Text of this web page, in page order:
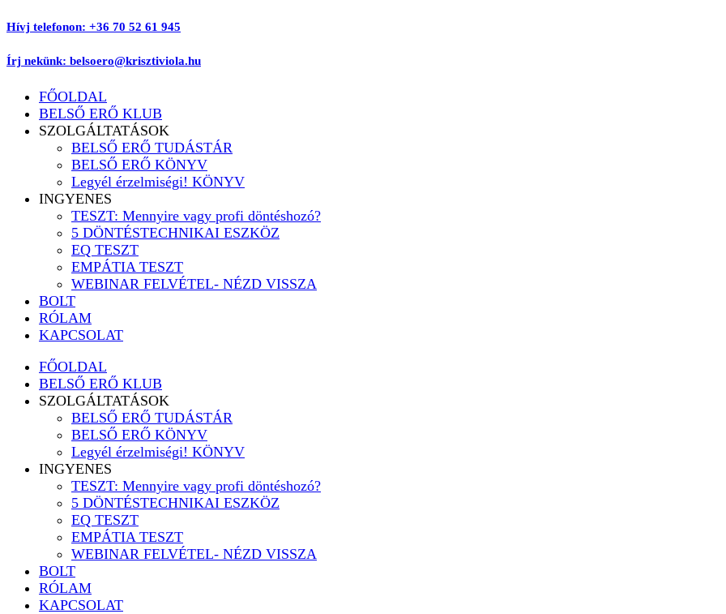
Ugrás
tartalomhoz
Hívj telefonon: +36 70 52 61 945
Írj nekünk: belsoero@krisztiviola.hu
FŐOLDAL
BELSŐ ERŐ KLUB
SZOLGÁLTATÁSOK
BELSŐ ERŐ TUDÁSTÁR
BELSŐ ERŐ KÖNYV
Legyél érzelmiségi! KÖNYV
INGYENES
TESZT: Mennyire vagy profi döntéshozó?
5 DÖNTÉSTECHNIKAI ESZKÖZ
EQ TESZT
EMPÁTIA TESZT
WEBINAR FELVÉTEL- NÉZD VISSZA
BOLT
RÓLAM
KAPCSOLAT
FŐOLDAL
BELSŐ ERŐ KLUB
SZOLGÁLTATÁSOK
BELSŐ ERŐ TUDÁSTÁR
BELSŐ ERŐ KÖNYV
Legyél érzelmiségi! KÖNYV
INGYENES
TESZT: Mennyire vagy profi döntéshozó?
5 DÖNTÉSTECHNIKAI ESZKÖZ
EQ TESZT
EMPÁTIA TESZT
WEBINAR FELVÉTEL- NÉZD VISSZA
BOLT
RÓLAM
KAPCSOLAT